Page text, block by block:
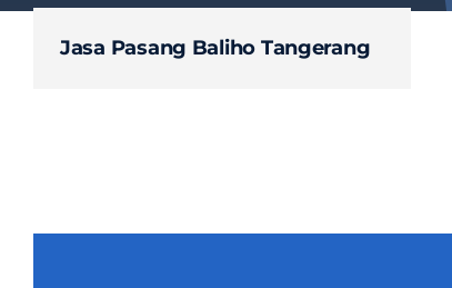
Jasa Pasang Baliho Tangerang